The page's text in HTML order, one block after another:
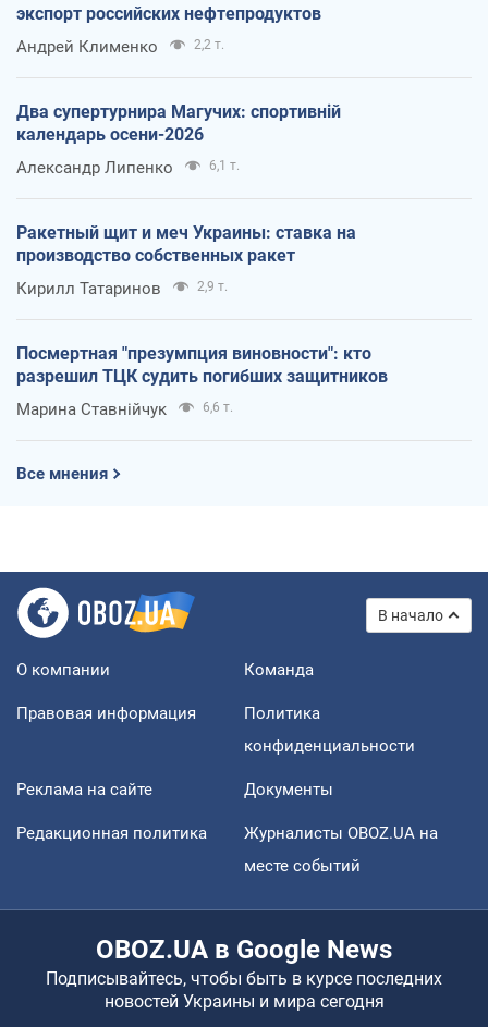
экспорт российских нефтепродуктов
Андрей Клименко 2,2 т.
Два супертурнира Магучих: спортивній
календарь осени-2026
Александр Липенко 6,1 т.
Ракетный щит и меч Украины: ставка на
производство собственных ракет
Кирилл Татаринов 2,9 т.
Посмертная "презумпция виновности": кто
разрешил ТЦК судить погибших защитников
Марина Ставнійчук 6,6 т.
Все мнения
В начало
О компании Команда
Правовая информация
Политика
конфиденциальности
Реклама на сайте Документы
Редакционная политика
Журналисты OBOZ.UA на
месте событий
OBOZ.UA в Google News
Подписывайтесь, чтобы быть в курсе последних
новостей Украины и мира сегодня